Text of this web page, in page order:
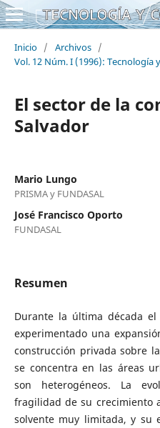
Inicio / Archivos /
Vol. 12 Núm. I (1996): Tecnología
El sector de la
Salvador
Mario Lungo
PRISMA y FUNDASAL
José Francisco Oporto
FUNDASAL
Resumen
Durante la última década
experimentado una
construcción privada sobre
se concentra en las áreas
son heterogéneos. La
fragilidad de su crecimiento
solvente muy limitada, y su